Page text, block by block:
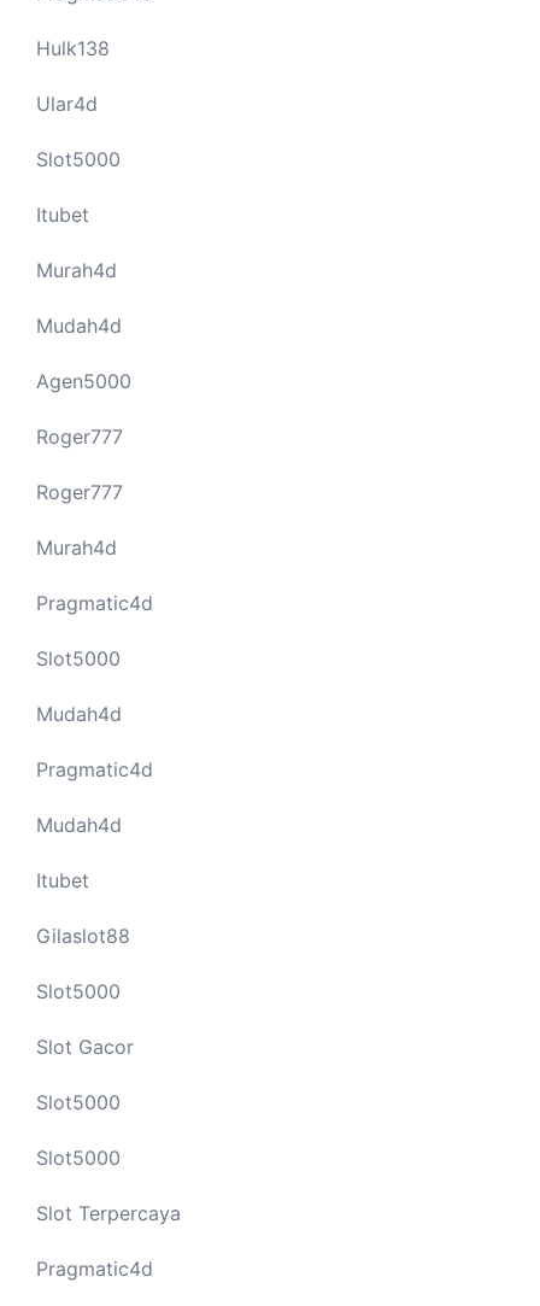
Hulk138
Ular4d
Slot5000
Itubet
Murah4d
Mudah4d
Agen5000
Roger777
Roger777
Murah4d
Pragmatic4d
Slot5000
Mudah4d
Pragmatic4d
Mudah4d
Itubet
Gilaslot88
Slot5000
Slot Gacor
Slot5000
Slot5000
Slot Terpercaya
Pragmatic4d